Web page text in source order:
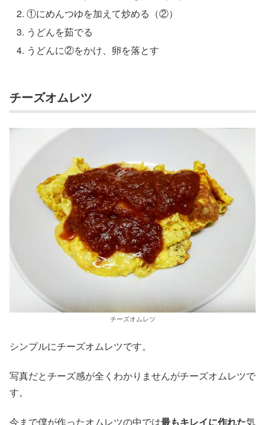
①にめんつゆを加えて炒める（②）
うどんを茹でる
うどんに②をかけ、卵を落とす
チーズオムレツ
チーズオムレツ
シンプルにチーズオムレツです。
写真だとチーズ感が全くわかりませんがチーズオムレツで
す。
今まで僕が作ったオムレツの中では最もキレイに作れた気